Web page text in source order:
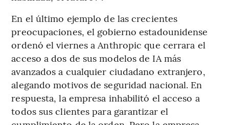
En el último ejemplo de las crecientes
preocupaciones, el gobierno estadounidense
ordenó el viernes a Anthropic que cerrara el
acceso a dos de sus modelos de IA más
avanzados a cualquier ciudadano extranjero,
alegando motivos de seguridad nacional. En
respuesta, la empresa inhabilitó el acceso a
todos sus clientes para garantizar el